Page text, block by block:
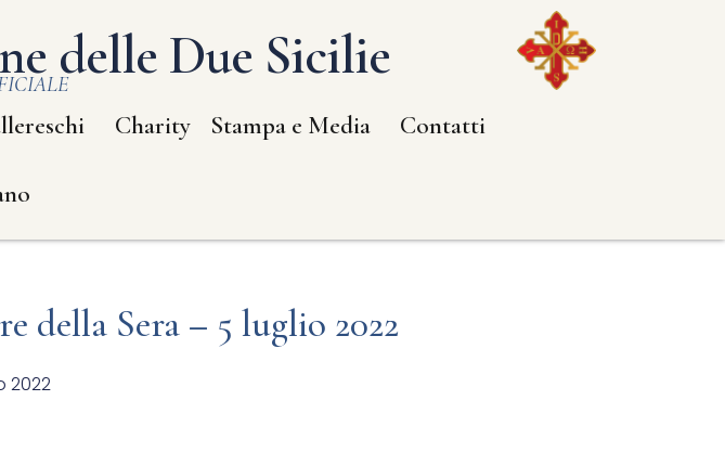
delle Due Sicilie
Charity Stampa e Media Contatti
della Sera – 5 luglio 2022
2022